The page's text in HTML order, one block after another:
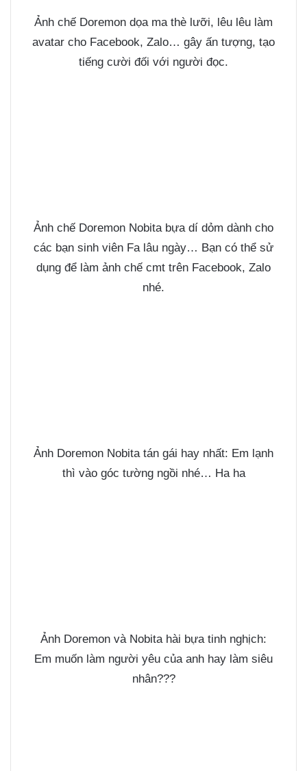
Ảnh chế Doremon dọa ma thè lưỡi, lêu lêu làm
avatar cho Facebook, Zalo… gây ấn tượng, tạo
tiếng cười đối với người đọc.
Ảnh chế Doremon Nobita bựa dí dỏm dành cho
các bạn sinh viên Fa lâu ngày… Bạn có thể sử
dụng để làm ảnh chế cmt trên Facebook, Zalo
nhé.
Ảnh Doremon Nobita tán gái hay nhất: Em lạnh
thì vào góc tường ngồi nhé… Ha ha
Ảnh Doremon và Nobita hài bựa tinh nghịch:
Em muốn làm người yêu của anh hay làm siêu
nhân???